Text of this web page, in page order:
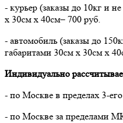
- курьер (заказы до 10кг и
х 30см х 40см– 700 руб.
- автомобиль (заказы до
габаритами 30см х 30см х
Индивидуально
- по Москве в пределах 3-
- по Москве за пределами